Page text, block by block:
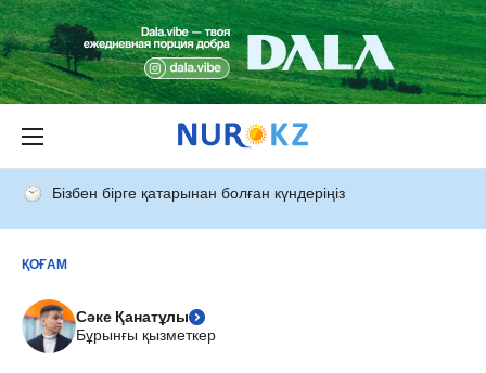
Бізбен бірге қатарынан болған күндеріңіз
ҚОҒАМ
Сәке Қанатұлы
Бұрынғы қызметкер